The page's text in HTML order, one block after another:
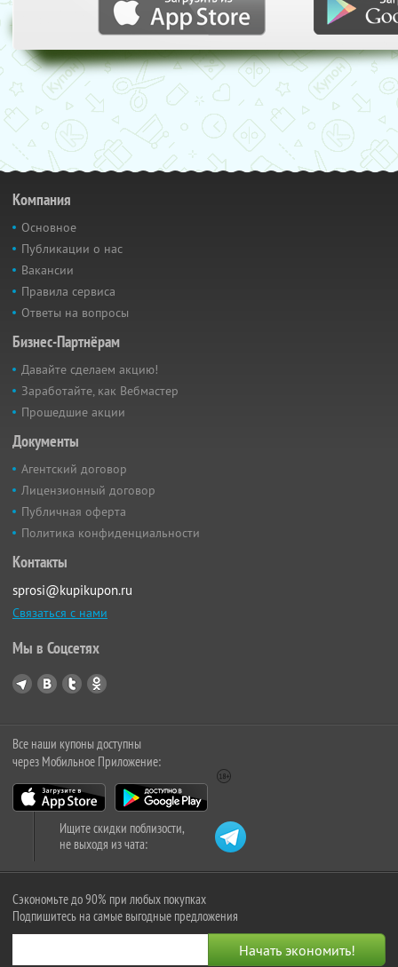
Компания
Основное
Публикации о нас
Вакансии
Правила сервиса
Ответы на вопросы
Бизнес-Партнёрам
Давайте сделаем акцию!
Заработайте, как Вебмастер
Прошедшие акции
Документы
Агентский договор
Лицензионный договор
Публичная оферта
Политика конфиденциальности
Контакты
sprosi@kupikupon.ru
Связаться с нами
Мы в Соцсетях
Все наши купоны доступны
через Мобильное Приложение:
Ищите скидки поблизости,
не выходя из чата:
Сэкономьте до 90% при любых покупках
Подпишитесь на самые выгодные предложения